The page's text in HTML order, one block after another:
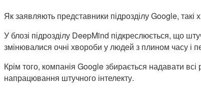
Як заявляють представники підрозділу Google, такі
У блозі підрозділу DeepMind підкреслюється, що
змінювалися очні хвороби у людей з плином часу і
Крім того, компанія Google збирається надавати
напрацювання штучного інтелекту.